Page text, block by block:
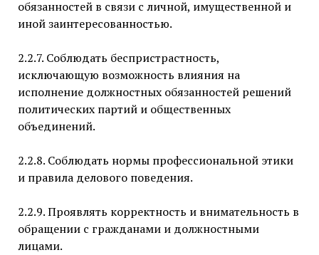
обязанностей в связи с личной, имущественной и
иной заинтересованностью.
2.2.7. Соблюдать беспристрастность,
исключающую возможность влияния на
исполнение должностных обязанностей решений
политических партий и общественных
объединений.
2.2.8. Соблюдать нормы профессиональной этики
и правила делового поведения.
2.2.9. Проявлять корректность и внимательность в
обращении с гражданами и должностными
лицами.